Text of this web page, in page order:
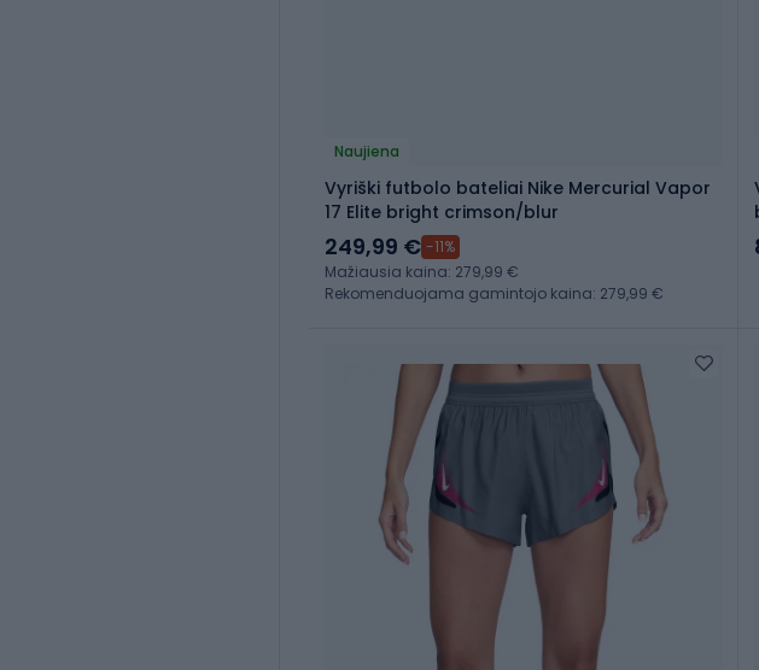
Naujiena
Vyriški futbolo bateliai Nike Mercurial Vapor
17 Elite bright crimson/blur
249,99 € -11%
Mažiausia kaina: 279,99 €
Rekomenduojama gamintojo kaina: 279,99 €